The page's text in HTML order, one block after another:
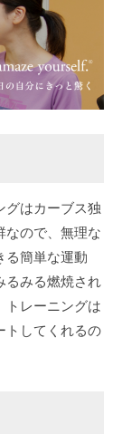
グはカーブス独
なので、無理な
る簡単な運動
るみる燃焼され
トレーニングは
トしてくれるの